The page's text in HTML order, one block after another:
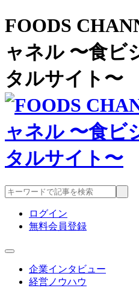
FOODS
ャネル 〜食ビ
タルサイト〜
ログイン
無料会員登録
企業インタビュー
経営ノウハウ